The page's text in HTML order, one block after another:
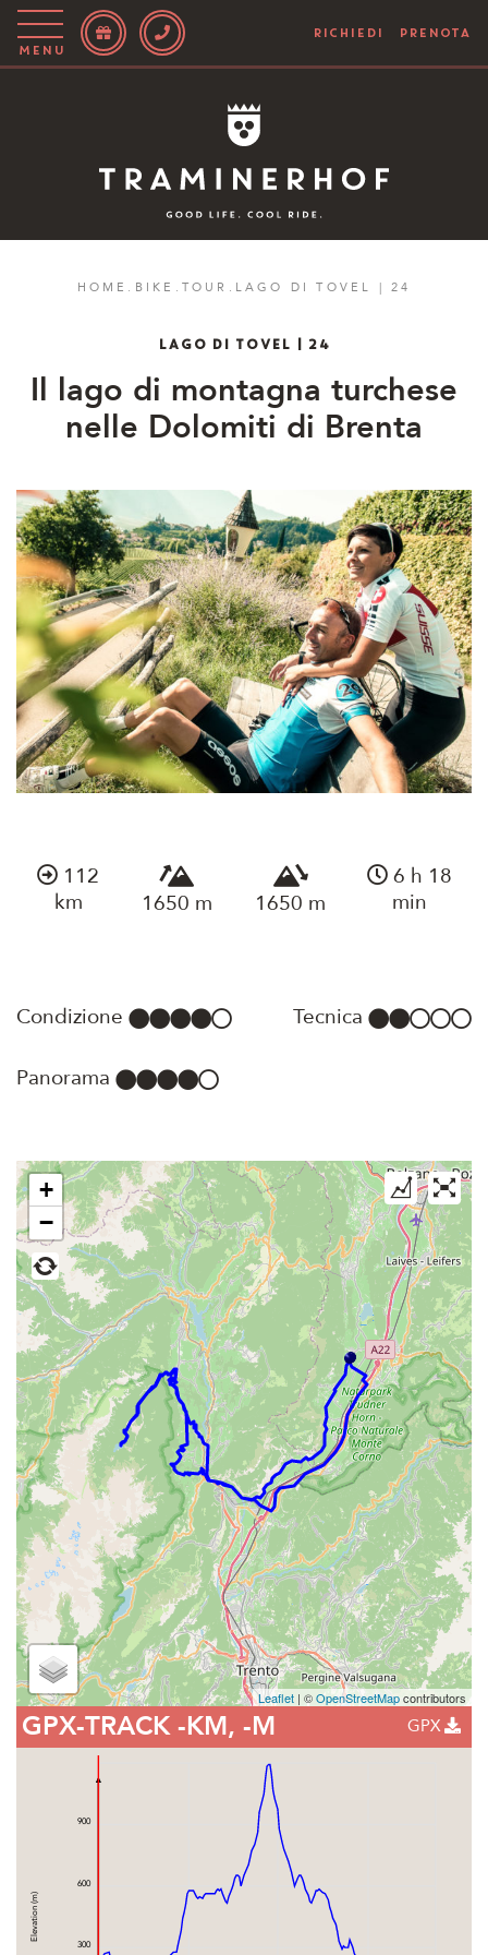
Story
Hotel
Camere
Bike
IT EN DE
Menu
RICHIEDI PRENOTA
HOME . BIKE . TOUR . LAGO DI TOVEL | 24
LAGO DI TOVEL | 24
Il lago di montagna turchese
nelle Dolomiti di Brenta
112
km
1650 m 1650 m
6 h 18
min
Condizione Tecnica
Panorama
+
−
Leaflet | ©OpenStreetMapcontributors
GPX-TRACK-KM, -M GPX
300
600
900
Elevation (m)